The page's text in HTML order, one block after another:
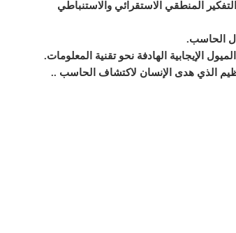
المنطقي الاستقرائي والاستنباطي
الحاسب.
الإيجابية الهادفة نحو تقنية المعلومات.
الذي هدى الإنسان لاكتشاف الحاسب ..